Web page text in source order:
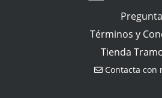
Términos y
Tienda
Contacta con